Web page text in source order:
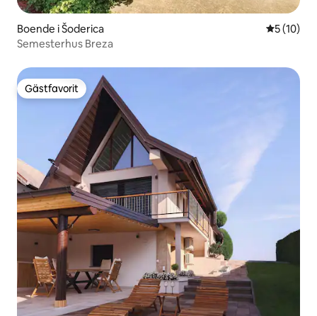
Boende i Šoderica 5 av 5 i
5 (10)
Semesterhus Breza
Gästfavorit
Gästfavorit